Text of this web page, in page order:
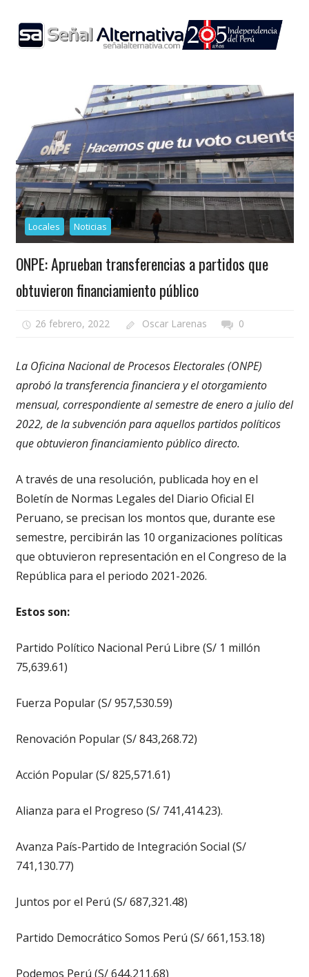
content
Locales Noticias
ONPE: Aprueban transferencias a partidos que
obtuvieron financiamiento público
26 febrero, 2022 Oscar Larenas 0
La Oficina Nacional de Procesos Electorales (ONPE)
aprobó la transferencia financiera y el otorgamiento
mensual, correspondiente al semestre de enero a julio del
2022, de la subvención para aquellos partidos políticos
que obtuvieron financiamiento público directo.
A través de una resolución, publicada hoy en el
Boletín de Normas Legales del Diario Oficial El
Peruano, se precisan los montos que, durante ese
semestre, percibirán las 10 organizaciones políticas
que obtuvieron representación en el Congreso de la
República para el periodo 2021-2026.
Estos son:
Partido Político Nacional Perú Libre (S/ 1 millón
75,639.61)
Fuerza Popular (S/ 957,530.59)
Renovación Popular (S/ 843,268.72)
Acción Popular (S/ 825,571.61)
Alianza para el Progreso (S/ 741,414.23).
Avanza País-Partido de Integración Social (S/
741,130.77)
Juntos por el Perú (S/ 687,321.48)
Partido Democrático Somos Perú (S/ 661,153.18)
Podemos Perú (S/ 644,211.68)